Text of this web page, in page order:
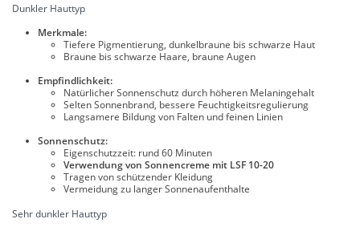
Dunkler Hauttyp
Merkmale:
Tiefere Pigmentierung, dunkelbraune bis schwarze Haut
Braune bis schwarze Haare, braune Augen
Empfindlichkeit:
Natürlicher Sonnenschutz durch höheren Melaningehalt
Selten Sonnenbrand, bessere Feuchtigkeitsregulierung
Langsamere Bildung von Falten und feinen Linien
Sonnenschutz:
Eigenschutzzeit: rund 60 Minuten
Verwendung von Sonnencreme mit LSF 10-20
Tragen von schützender Kleidung
Vermeidung zu langer Sonnenaufenthalte
Sehr dunkler Hauttyp